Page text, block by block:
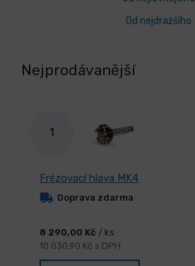
Od nejdražšího
Nejprodávanější
1
Frézovací hlava MK4
Doprava zdarma
8 290,00 Kč / ks
10 030,90 Kč s DPH